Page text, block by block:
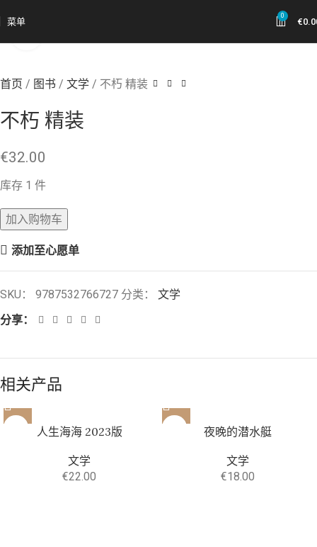
菜单
0
€
首页 图书 文学 不朽 精装
不朽 精装
€32.00
库存 1 件
加入购物车
添加至心愿单
SKU： 9787532766727 分类：
文学
分享：
相关产品
人生海海 2023版
文学
€22.00
夜晚的潜水艇
文学
€18.00